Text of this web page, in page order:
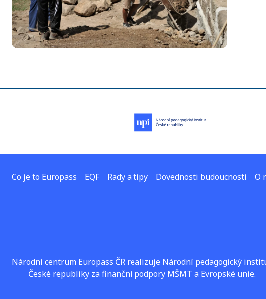
Co je to Europass EQF Rady a tipy Dovednosti budoucnosti O
Národní centrum Europass ČR realizuje Národní pedagogický
České republiky za finanční podpory MŠMT a Evropské unie.